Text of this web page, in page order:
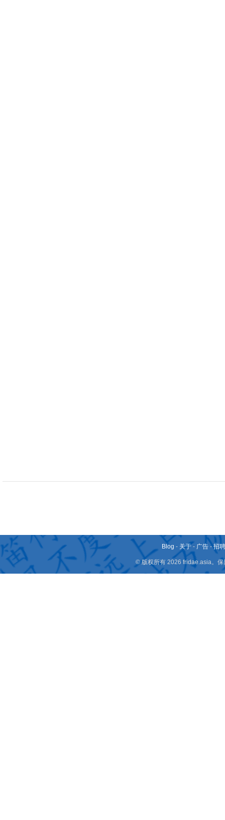
Blog - 关于 - 广告 -招
© 版权所有 2026 fridae.asia。